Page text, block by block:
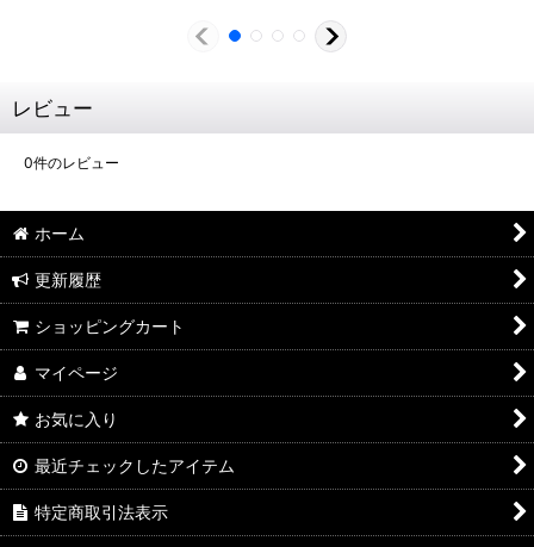
レビュー
0件のレビュー
ホーム
更新履歴
ショッピングカート
マイページ
お気に入り
最近チェックしたアイテム
特定商取引法表示